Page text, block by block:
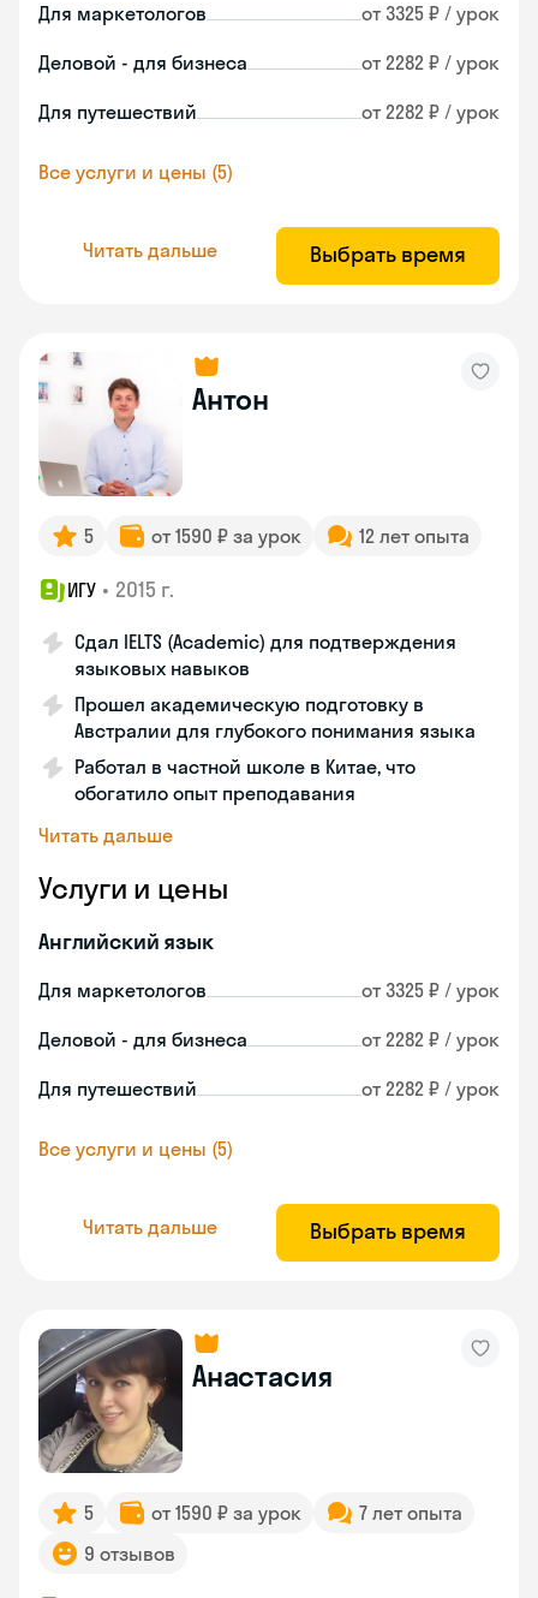
Для маркетологов от 3325 ₽ / урок
Деловой - для бизнеса от 2282 ₽ / урок
Для путешествий от 2282 ₽ / урок
Все услуги и цены (5)
Читать дальше Выбрать время
Антон
5 от 1590 ₽ за урок 12 лет опыта
ИГУ • 2015 г.
Сдал IELTS (Academic) для подтверждения
языковых навыков
Прошел академическую подготовку в
Австралии для глубокого понимания языка
Работал в частной школе в Китае, что
обогатило опыт преподавания
Читать дальше
Услуги и цены
Английский язык
Для маркетологов от 3325 ₽ / урок
Деловой - для бизнеса от 2282 ₽ / урок
Для путешествий от 2282 ₽ / урок
Все услуги и цены (5)
Читать дальше Выбрать время
Анастасия
5 от 1590 ₽ за урок
7 лет опыта
9 отзывов